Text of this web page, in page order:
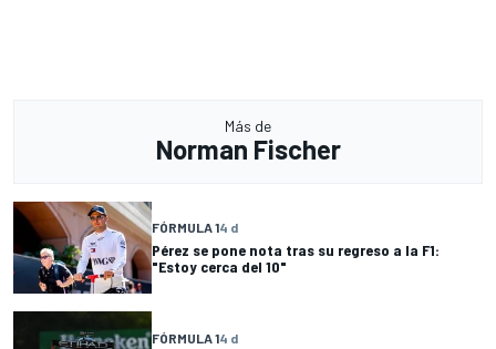
Más de
Norman Fischer
FÓRMULA 14 d
Pérez se pone nota tras su regreso a la F1:
"Estoy cerca del 10"
FÓRMULA 14 d